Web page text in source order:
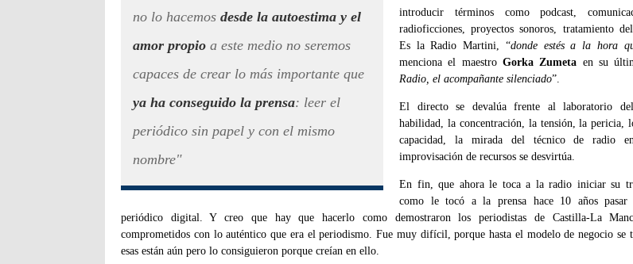
no lo hacemos desde la autoestima y el
amor propio a este medio no seremos
capaces de crear lo más importante que
ya ha conseguido la prensa: leer el
periódico sin papel y con el mismo
nombre"
introducir términos como podcast,
radioficciones, proyectos sonoros, tratamiento
Es la Radio Martini, “donde estés a la hora
menciona el maestro Gorka Zumeta en su
Radio, el acompañante silenciado”.
El directo se devalúa frente al laboratorio
habilidad, la concentración, la tensión, la pericia,
capacidad, la mirada del técnico de radio
improvisación de recursos se desvirtúa.
En fin, que ahora le toca a la radio iniciar su
como le tocó a la prensa hace 10 años
periódico digital. Y creo que hay que hacerlo como demostraron los periodistas de Castilla-La
comprometidos con lo auténtico que era el periodismo. Fue muy difícil, porque hasta el modelo de negocio se
esas están aún pero lo consiguieron porque creían en ello.